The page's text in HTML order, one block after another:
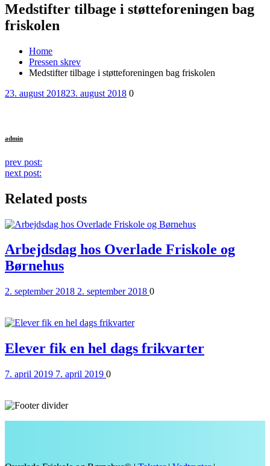
Medstifter tilbage i støtteforeningen bag
friskolen
Home
Pressen skrev
Medstifter tilbage i støtteforeningen bag friskolen
Posted
23. august 201823. august 2018Comments
0
admin
Continue
Reading
prev post:
next post:
Related posts
Arbejdsdag hos Overlade Friskole og
Børnehus
Posted
2. september 2018 2. september 2018 Comments
0
Elever fik en hel dags frikvarter
Posted
7. april 2019 7. april 2019 Comments
0